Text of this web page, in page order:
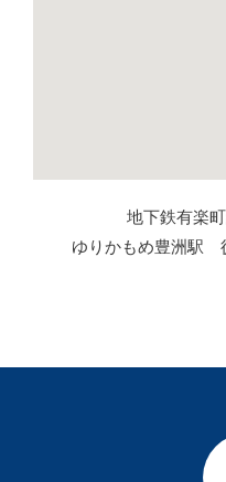
地下鉄有楽
ゆりかもめ豊洲駅